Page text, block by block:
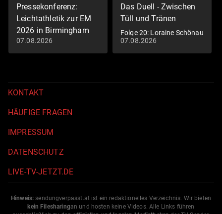
Pressekonferenz:
Leichtathletik zur EM
2026 in Birmingham
Sport-Pressekonferenzen
07.08.2026
Das Duell - Zwischen
Tüll und Tränen
Folge 20: Loraine Schönau
vs. Ann-Katrin Nicklaus
07.08.2026
KONTAKT
HÄUFIGE FRAGEN
IMPRESSUM
DATENSCHUTZ
LIVE-TV-JETZT.DE
Hinweis: sendungverpasst.at ist ein redaktionelles Verzeichnis. Wir bieten
kein Filesharingan und hosten keine Videos. Alle Links führen